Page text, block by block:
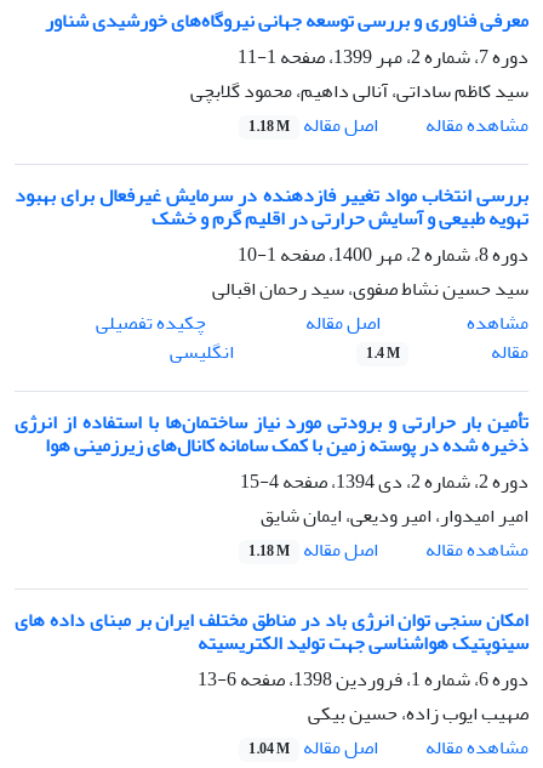
معرفی فناوری و بررسی توسعه جهانی نیروگاه‌های خورشیدی شناور
دوره 7، شماره 2، مهر 1399، صفحه
1-11
سید کاظم ساداتی، آنالی داهیم، محمود گلابچی
مشاهده مقاله
اصل مقاله 1.18 M
بررسی انتخاب مواد تغییر فازدهنده در سرمایش غیرفعال برای بهبود
تهویه طبیعی و آسایش حرارتی در اقلیم گرم و خشک
دوره 8، شماره 2، مهر 1400، صفحه
1-10
سید حسین نشاط صفوی، سید رحمان اقبالی
مشاهده
مقاله
اصل مقاله
1.4 M
چکیده تفصیلی
انگلیسی
تأمین بار حرارتی و برودتی مورد نیاز ساختمان‌ها با استفاده از انرژی
ذخیره شده در پوسته زمین با کمک سامانه کانال‌های زیرزمینی هوا
دوره 2، شماره 2، دی 1394، صفحه
4-15
امیر امیدوار، امیر ودیعی، ایمان شایق
مشاهده مقاله
اصل مقاله 1.18 M
امکان سنجی توان انرژی باد در مناطق مختلف ایران بر مبنای داده های
سینوپتیک هواشناسی جهت تولید الکتریسیته
دوره 6، شماره 1، فروردین 1398، صفحه
6-13
صهیب ایوب زاده، حسین بیکی
مشاهده مقاله
اصل مقاله 1.04 M